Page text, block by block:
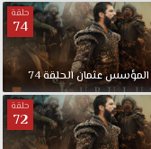
حلقة
74
المؤسسعثمانالحلقة74
حلقة
72